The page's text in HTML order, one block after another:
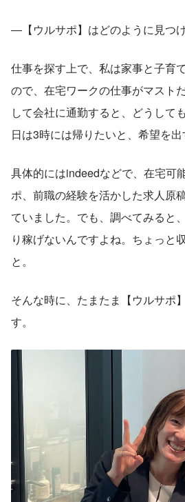
―【ウルサポ】はどのように見つ
仕事を探す上で、私は家事と子育
ので、在宅ワークの仕事がマスト
して会社に通勤すると、どうして
日は3時には帰りたいと、希望を出
具体的にはindeedなどで、在宅可
ポ、前職の経験を活かした求人原
ていました。でも、調べてみると
り稼げないんですよね。ちょっと
と。
そんな時に、たまたま【ウルサポ
す。